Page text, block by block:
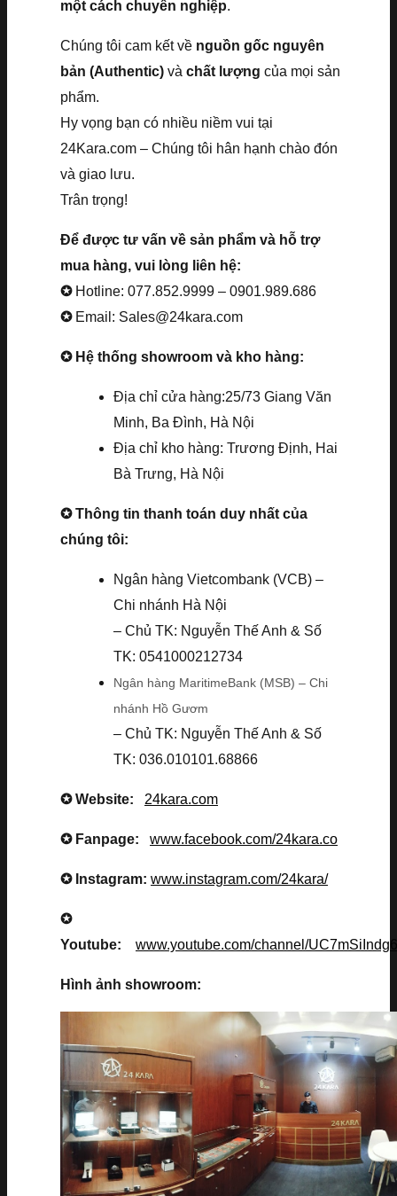
một cách chuyên nghiệp.
Chúng tôi cam kết về nguồn gốc nguyên
bản (Authentic) và chất lượng của mọi sản
phẩm.
Hy vọng bạn có nhiều niềm vui tại
24Kara.com – Chúng tôi hân hạnh chào đón
và giao lưu.
Trân trọng!
Để được tư vấn về sản phẩm và hỗ trợ
mua hàng, vui lòng liên hệ:
✪ Hotline: 077.852.9999 – 0901.989.686
✪ Email: Sales@24kara.com
✪ Hệ thống showroom và kho hàng:
Địa chỉ cửa hàng:25/73 Giang Văn
Minh, Ba Đình, Hà Nội
Địa chỉ kho hàng: Trương Định, Hai
Bà Trưng, Hà Nội
✪ Thông tin thanh toán duy nhất của
chúng tôi:
Ngân hàng Vietcombank (VCB) –
Chi nhánh Hà Nội
– Chủ TK: Nguyễn Thế Anh & Số
TK: 0541000212734
Ngân hàng MaritimeBank (MSB) – Chi
nhánh Hồ Gươm
– Chủ TK: Nguyễn Thế Anh & Số
TK: 036.010101.68866
✪ Website: 24kara.com
✪ Fanpage: www.facebook.com/24kara.co
✪ Instagram: www.instagram.com/24kara/
✪
Youtube: www.youtube.com/channel/
Hình ảnh showroom: